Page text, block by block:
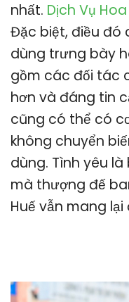
nhất. Dịch Vụ
Đặc biệt, điều đó
dùng trưng bày
gồm các đối tác
hơn và đáng tin
cũng có thể có
không chuyển
dùng. Tình yêu
mà thượng đế
Huế vẫn mang